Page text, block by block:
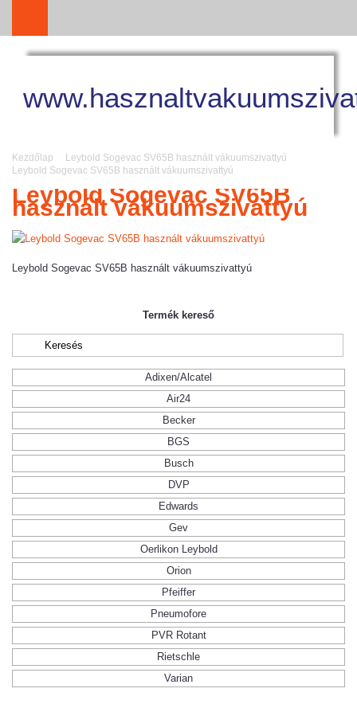
Kezdőlap
Leybold Sogevac SV65B használt vákuumszivattyú
Leybold Sogevac SV65B használt vákuumszivattyú
Leybold Sogevac SV65B
használt vákuumszivattyú
Leybold Sogevac SV65B használt vákuumszivattyú
Termék kereső
Adixen/Alcatel
Air24
Becker
BGS
Busch
DVP
Edwards
Gev
Oerlikon Leybold
Orion
Pfeiffer
Pneumofore
PVR Rotant
Rietschle
Varian